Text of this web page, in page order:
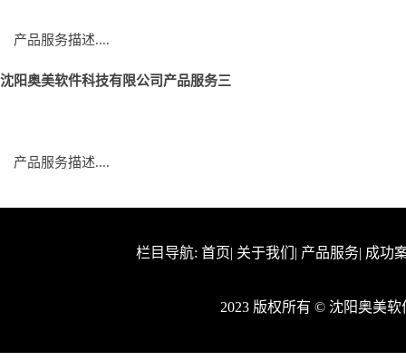
产品服务描述....
沈阳奥美软件科技有限公司产品服务三
产品服务描述....
栏目导航: 首页| 关于我们 | 产品服务| 成功
2023 版权所有 © 沈阳奥美